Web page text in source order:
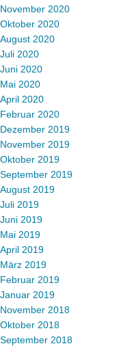
November 2020
Oktober 2020
August 2020
Juli 2020
Juni 2020
Mai 2020
April 2020
Februar 2020
Dezember 2019
November 2019
Oktober 2019
September 2019
August 2019
Juli 2019
Juni 2019
Mai 2019
April 2019
März 2019
Februar 2019
Januar 2019
November 2018
Oktober 2018
September 2018